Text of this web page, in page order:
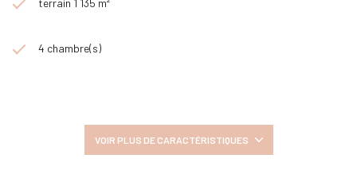
4 chambre(s)
construit en 1880VOIR PLUS DE CARACTÉRISTIQUES